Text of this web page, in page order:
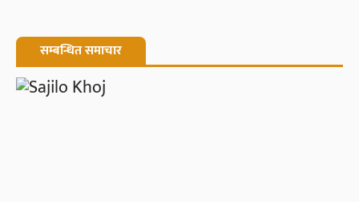
सम्बन्धित समाचार